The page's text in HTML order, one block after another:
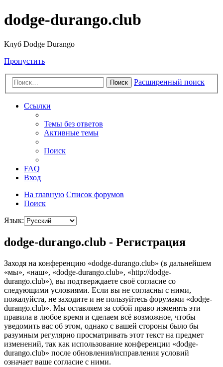
dodge-durango.club
Клуб Dodge Durango
Пропустить
Поиск Расширенный поиск
Ссылки
Темы без ответов
Активные темы
Поиск
FAQ
Вход
На главную Список форумов
Поиск
Язык:
dodge-durango.club - Регистрация
Заходя на конференцию «dodge-durango.club» (в дальнейшем
«мы», «наш», «dodge-durango.club», «http://dodge-
durango.club»), вы подтверждаете своё согласие со
следующими условиями. Если вы не согласны с ними,
пожалуйста, не заходите и не пользуйтесь форумами «dodge-
durango.club». Мы оставляем за собой право изменять эти
правила в любое время и сделаем всё возможное, чтобы
уведомить вас об этом, однако с вашей стороны было бы
разумным регулярно просматривать этот текст на предмет
изменений, так как использование конференции «dodge-
durango.club» после обновления/исправления условий
означает ваше согласие с ними.